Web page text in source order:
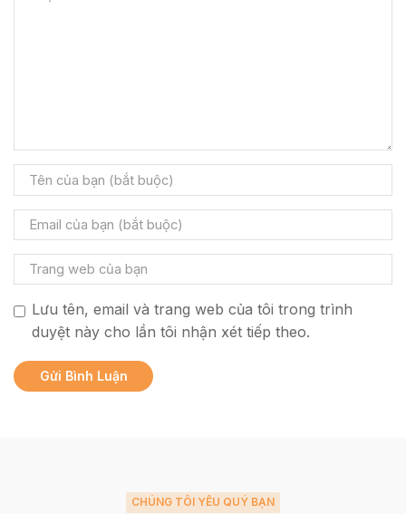
Lưu tên, email và trang web của tôi trong trình
duyệt này cho lần tôi nhận xét tiếp theo.
CHÚNG TÔI YÊU QUÝ BẠN